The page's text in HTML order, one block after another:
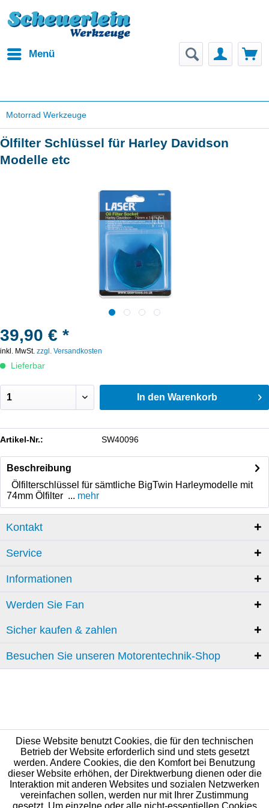
Menü
Motorrad Werkzeuge
Ölfilter Schlüssel für Harley Davidson
Modelle etc
39,90 € *
inkl. MwSt. zzgl. Versandkosten
Lieferbar
In den Warenkorb
Artikel-Nr.: SW40096
Beschreibung
Ölfilterschlüssel für sämtliche BigTwin Harleymodelle mit
74mm Ölfilter ... mehr
Kontakt
Service
Informationen
Werden Sie Fan
Sicher kaufen & zahlen
Besuchen Sie unseren Motorentechnik-Shop
Diese Website benutzt Cookies, die für den technischen
Betrieb der Website erforderlich sind und stets gesetzt
werden. Andere Cookies, die den Komfort bei Benutzung
dieser Website erhöhen, der Direktwerbung dienen oder die
Interaktion mit anderen Websites und sozialen Netzwerken
vereinfachen sollen, werden nur mit Ihrer Zustimmung
gesetzt. Um einzelne oder alle nicht-essentiellen Cookies